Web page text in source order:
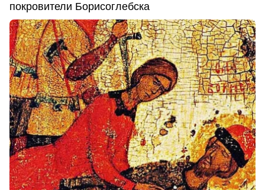
покровители Борисоглебска